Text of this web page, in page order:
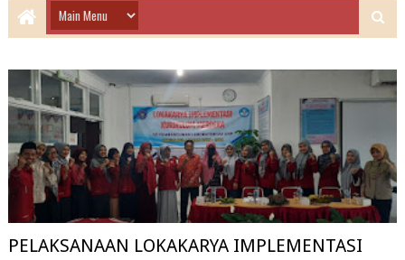
PELAKSANAAN LOKAKARYA IMPLEMENTASI